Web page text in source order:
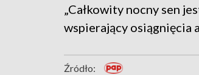
„Całkowity nocny sen
wspierający osiągnięcia
Źródło: